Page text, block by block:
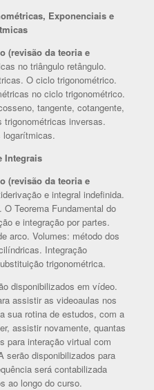
Exponenciais e
(revisão da teoria e
no triângulo retângulo.
O ciclo trigonométrico.
no ciclo trigonométrico.
tangente, cotangente,
inversas.
logarítmicas.
Integrais
(revisão da teoria e
e integral indefinida.
Teorema Fundamental do
e integração por partes.
arco. Volumes: método dos
Integração
trigonométrica.
disponibilizados em vídeo.
assistir as videoaulas nos
sua rotina de estudos, com a
assistir novamente, quantas
para interação virtual com
serão disponibilizados para
será contabilizada
ao longo do curso.